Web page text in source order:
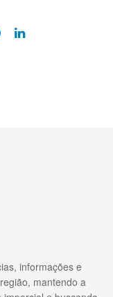
informações e
mantendo a